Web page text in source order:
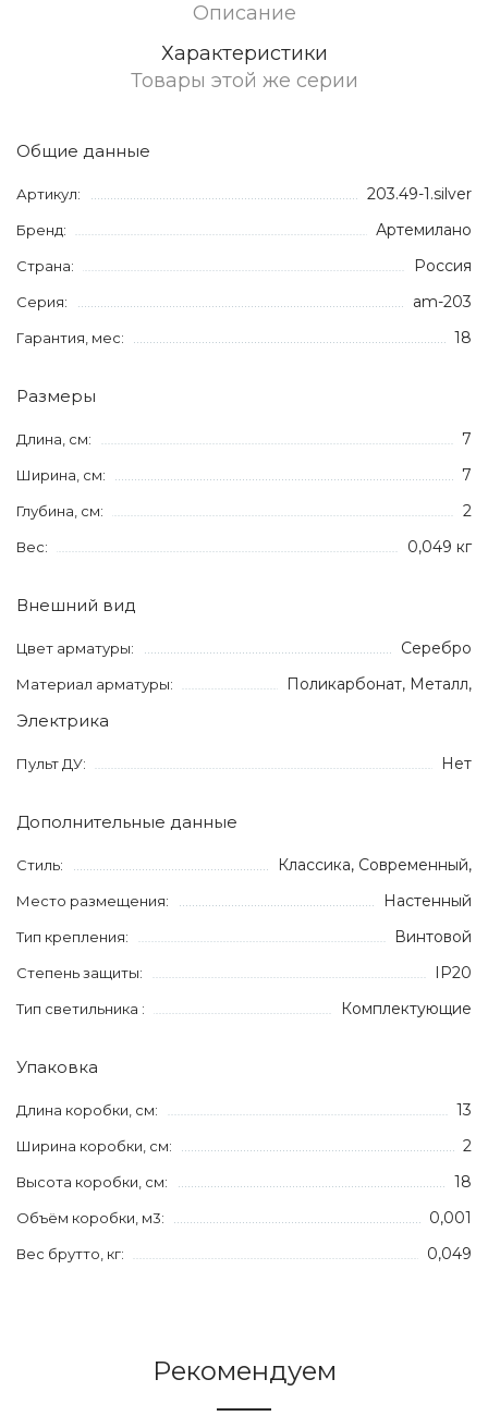
Описание
Характеристики
Товары этой же серии
Общие данные
Артикул: 203.49-1.silver
Бренд: Артемилано
Страна: Россия
Серия: am-203
Гарантия, мес: 18
Размеры
Длина, см: 7
Ширина, см: 7
Глубина, см: 2
Вес: 0,049 кг
Внешний вид
Цвет арматуры: Серебро
Материал арматуры: Поликарбонат, Металл,
Электрика
Пульт ДУ: Нет
Дополнительные данные
Стиль: Классика, Современный,
Место размещения: Настенный
Тип крепления: Винтовой
Степень защиты: IP20
Тип светильника : Комплектующие
Упаковка
Длина коробки, см: 13
Ширина коробки, см: 2
Высота коробки, см: 18
Объём коробки, м3: 0,001
Вес брутто, кг: 0,049
Рекомендуем